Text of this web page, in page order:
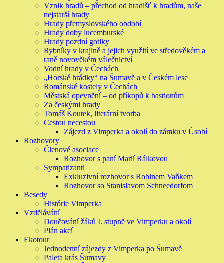
Vznik hradů – přechod od hradišť k hradům, naše
nejstarší hrady
Hrady přemyslovského období
Hrady doby lucemburské
Hrady pozdní gotiky
Rybníky v krajině a jejich využití ve středověkém a
raně novověkém válečnictví
Vodní hrady v Čechách
„Horské hrádky“ na Šumavě a v Českém lese
Románské kostely v Čechách
Městská opevnění – od příkopů k bastionům
Za českými hrady
Tomáš Koutek, literární tvorba
Cestou necestou
Zájezd z Vimperka a okolí do zámku v Úsobí
Rozhovory
Členové asociace
Rozhovor s paní Marií Rálkovou
Sympatizanti
Exkluzivní rozhovor s Robinem Vaňkem
Rozhovor so Stanislavom Schneedorfom
Besedy
Histórie Vimperka
Vzdělávání
Doučování žáků I. stupně ve Vimperku a okolí
Plán akcí
Ekotour
Jednodenní zájezdy z Vimperka po Šumavě
Paleta krás Šumavy